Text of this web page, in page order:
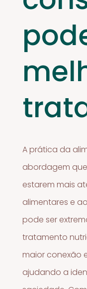
A prática da
abordagem
estarem mais
alimentares e
pode ser
tratamento
maior conexão
ajudando a